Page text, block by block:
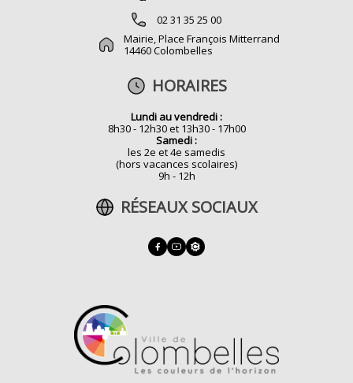
02 31 35 25 00
Mairie, Place François Mitterrand
14460 Colombelles
HORAIRES
Lundi au vendredi :
8h30 - 12h30 et 13h30 - 17h00
Samedi :
les 2e et 4e samedis
(hors vacances scolaires)
9h - 12h
RÉSEAUX SOCIAUX